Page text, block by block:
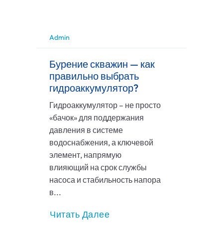
Admin
Бурение скважин — как
правильно выбрать
гидроаккумулятор?
Гидроаккумулятор – не просто
«бачок» для поддержания
давления в системе
водоснабжения, а ключевой
элемент, напрямую
влияющий на срок службы
насоса и стабильность напора
в...
Читать Далее